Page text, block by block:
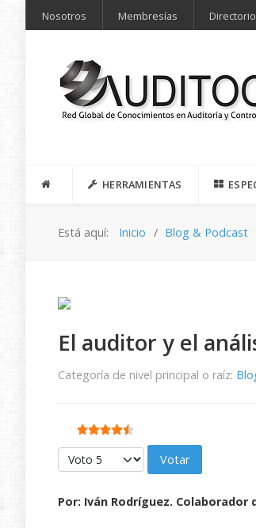
Nosotros Membresías Directorio
HERRAMIENTAS
Está aquí: Inicio Blog & Podcast
El auditor y el
Categoría de nivel principal o raíz:
Ratio:4.5/5
Por favor, vote
Por: Iván Rodríguez. Colaborador